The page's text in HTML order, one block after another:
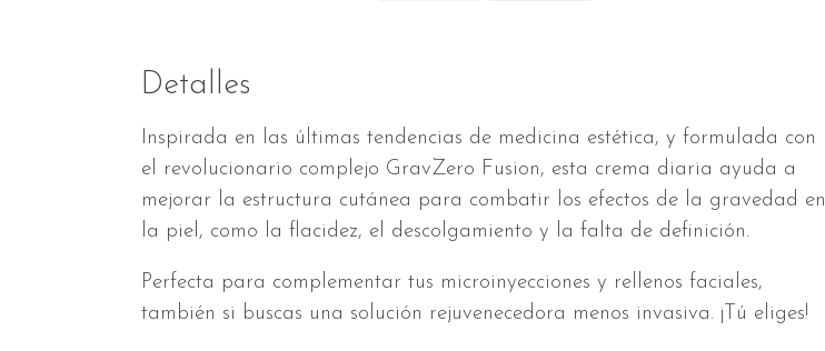
Detalles
Inspirada en las últimas tendencias de medicina estética, y formulada con
el revolucionario complejo GravZero Fusion, esta crema diaria ayuda a
mejorar la estructura cutánea para combatir los efectos de la gravedad en
la piel, como la flacidez, el descolgamiento y la falta de definición.
Perfecta para complementar tus microinyecciones y rellenos faciales,
también si buscas una solución rejuvenecedora menos invasiva. ¡Tú eliges!